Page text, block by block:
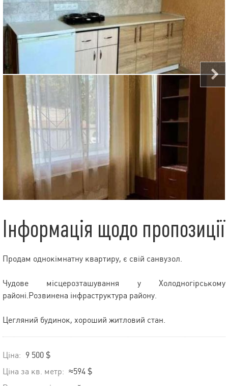
Інформація щодо пропозиції
Продам однокімнатну квартиру, є свій санвузол.
Чудове місцерозташування у Холодногірському
районі.Розвинена інфраструктура району.
Цегляний будинок, хороший житловий стан.
Ціна: 9 500 $
Ціна за кв. метр: ≈594 $